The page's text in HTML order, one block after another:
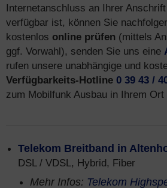
Internetanschluss an Ihrer
verfügbar ist, können Sie
kostenlos online prüfen (mittels
ggf. Vorwahl), senden Sie uns eine
rufen unsere unabhängige und
Verfügbarkeits-Hotline 0 39 43 /
zum Mobilfunk Ausbau in Ihrem Ort
Telekom Breitband in
DSL / VDSL, Hybrid, Fiber
Mehr Infos: Telekom